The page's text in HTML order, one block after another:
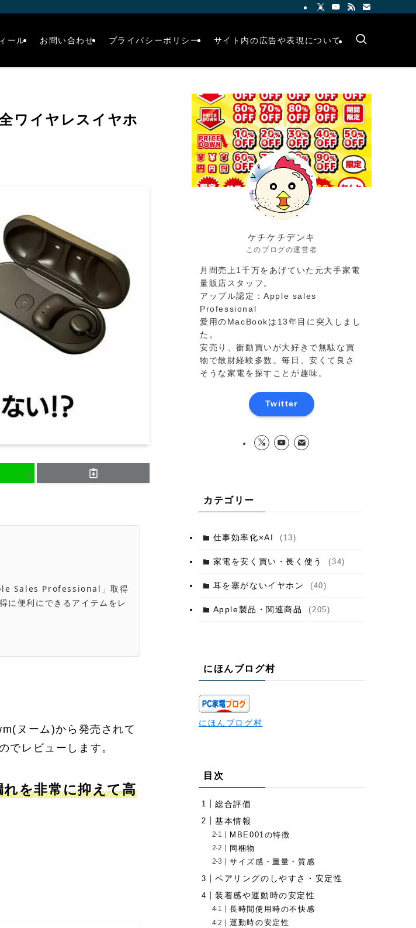
ール お問い合わせ プライバシーポリシー サイト内の広告や表現について
ワイヤレスイヤホ
Sales Professional」取得
に便利にできるアイテムをレ
ヌーム)から発売されて
でレビューします。
を非常に抑えて高
ケチケチデンキ
このブログの運営者
月間売上1千万をあげていた元大手家電
量販店スタッフ。
アップル認定：Apple sales
Professional
愛用のMacBookは13年目に突入しまし
た。
安売り、衝動買いが大好きで無駄な買
物で散財経験多数。毎日、安くて良さ
そうな家電を探すことが趣味。
Twitter
カテゴリー
仕事効率化×AI (13)
家電を安く買い・長く使う (34)
耳を塞がないイヤホン (40)
Apple製品・関連商品 (205)
にほんブログ村
にほんブログ村
目次
総合評価
基本情報
MBE001の特徴
同梱物
サイズ感・重量・質感
ペアリングのしやすさ・安定性
装着感や運動時の安定性
長時間使用時の不快感
運動時の安定性